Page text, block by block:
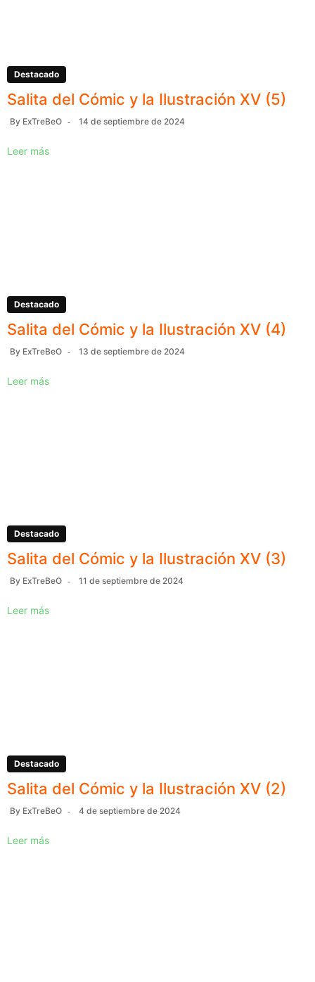
Destacado
Salita del Cómic y la Ilustración XV (5)
By ExTreBeO 14 de septiembre de 2024
Leer más
Destacado
Salita del Cómic y la Ilustración XV (4)
By ExTreBeO 13 de septiembre de 2024
Leer más
Destacado
Salita del Cómic y la Ilustración XV (3)
By ExTreBeO 11 de septiembre de 2024
Leer más
Destacado
Salita del Cómic y la Ilustración XV (2)
By ExTreBeO 4 de septiembre de 2024
Leer más